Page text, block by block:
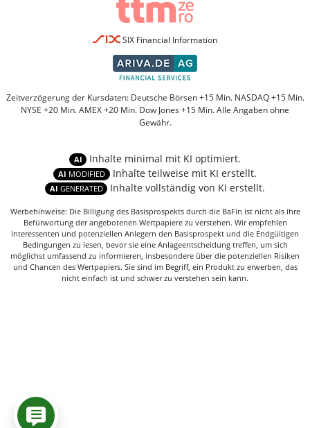
SIX Financial Information
Zeitverzögerung der Kursdaten: Deutsche Börsen +15 Min. NASDAQ +15 Min.
NYSE +20 Min. AMEX +20 Min. Dow Jones +15 Min. Alle Angaben ohne
Gewähr.
AI Inhalte minimal mit KI optimiert.
AI MODIFIED Inhalte teilweise mit KI erstellt.
AI GENERATED Inhalte vollständig von KI erstellt.
Werbehinweise: Die Billigung des Basisprospekts durch die BaFin ist nicht als ihre
Befürwortung der angebotenen Wertpapiere zu verstehen. Wir empfehlen
Interessenten und potenziellen Anlegern den Basisprospekt und die Endgültigen
Bedingungen zu lesen, bevor sie eine Anlageentscheidung treffen, um sich
möglichst umfassend zu informieren, insbesondere über die potenziellen Risiken
und Chancen des Wertpapiers. Sie sind im Begriff, ein Produkt zu erwerben, das
nicht einfach ist und schwer zu verstehen sein kann.